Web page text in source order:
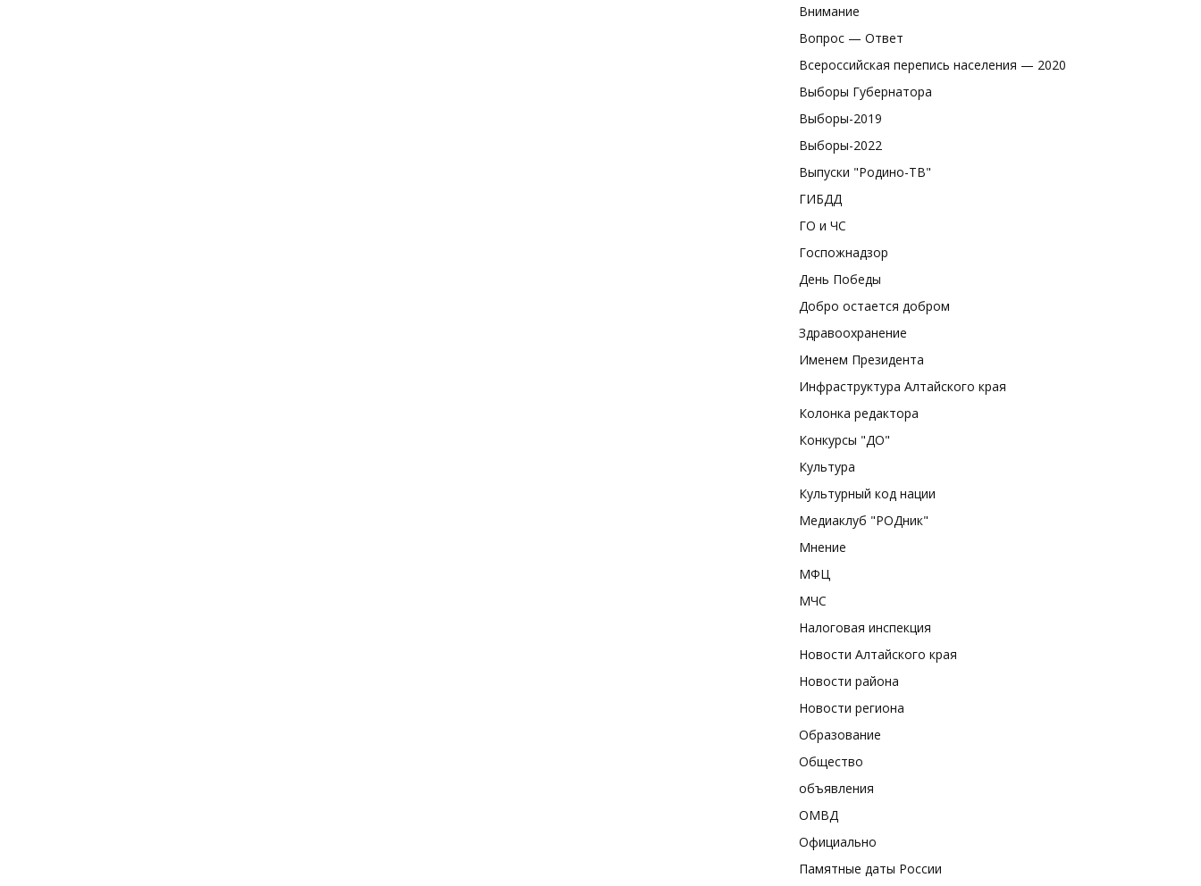
Внимание
Вопрос — Ответ
Всероссийская перепись населения — 2020
Выборы Губернатора
Выборы-2019
Выборы-2022
Выпуски "Родино-ТВ"
ГИБДД
ГО и ЧС
Госпожнадзор
День Победы
Добро остается добром
Здравоохранение
Именем Президента
Инфраструктура Алтайского края
Колонка редактора
Конкурсы "ДО"
Культура
Культурный код нации
Медиаклуб "РОДник"
Мнение
МФЦ
МЧС
Налоговая инспекция
Новости Алтайского края
Новости района
Новости региона
Образование
Общество
объявления
ОМВД
Официально
Памятные даты России